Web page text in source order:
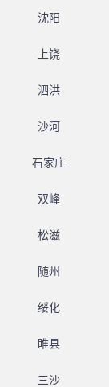
沈阳
上饶
泗洪
沙河
石家庄
双峰
松滋
随州
绥化
睢县
三沙